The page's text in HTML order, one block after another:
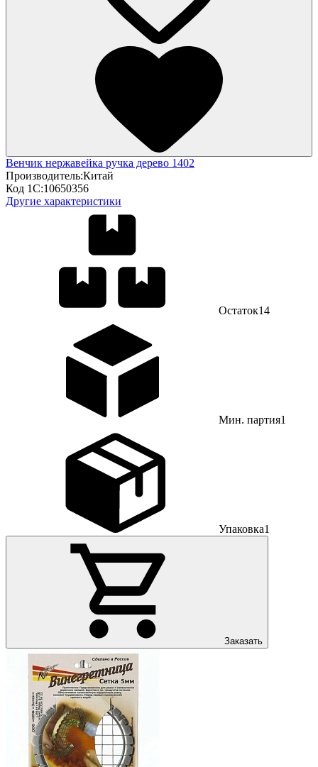
Венчик нержавейка ручка дерево 1402
Производитель:Китай
Код 1С:10650356
Другие характеристики
Остаток14
Мин. партия1
Упаковка1
Заказать